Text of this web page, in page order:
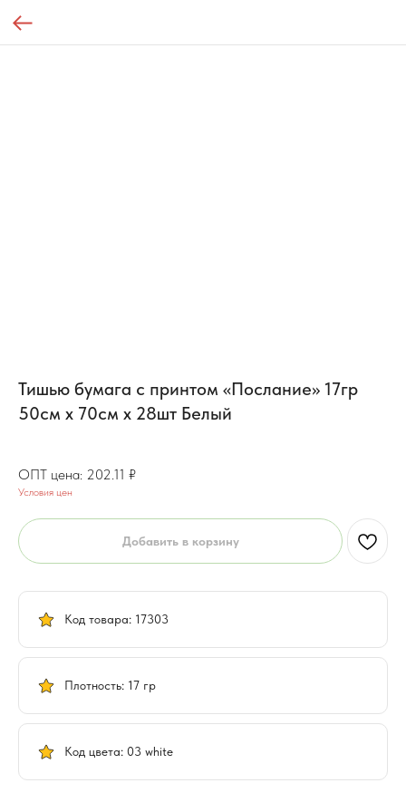
Тишью бумага с принтом «Послание» 17гр
50см х 70см х 28шт Белый
202.11 ₽
Условия цен
Добавить в корзину
Код товара: 17303
Плотность: 17 гр
Код цвета: 03 white